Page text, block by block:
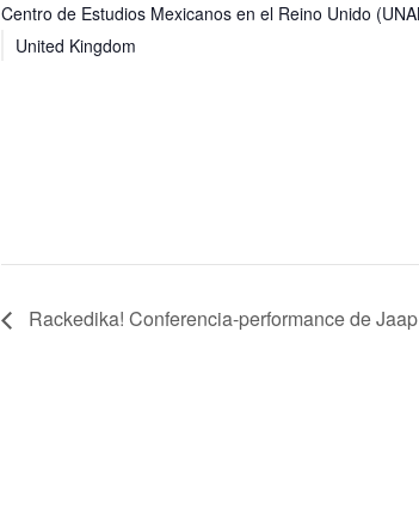
Centro de Estudios Mexicanos en el Reino Unido
United Kingdom
Rackedika! Conferencia-performance de